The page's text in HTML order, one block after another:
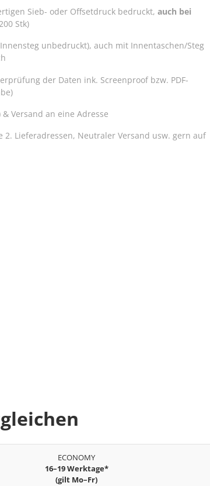
Sieb- oder Offsetdruck bedruckt,auch bei
Stk)
unbedruckt), auch mit Innentaschen/Steg
der Daten ink. Screenproof bzw. PDF-
Versand an eine Adresse
2. Lieferadressen, Neutraler Versand usw. gern auf
ECONOMY
16–19 Werktage*
(gilt Mo–Fr)